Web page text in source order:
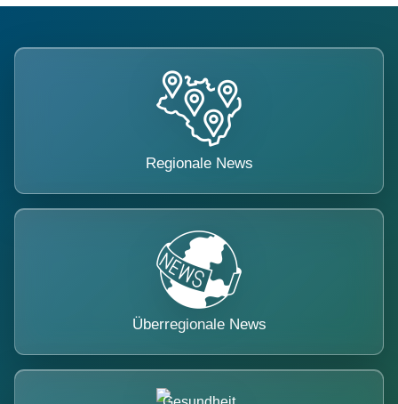
Regionale News
Überregionale News